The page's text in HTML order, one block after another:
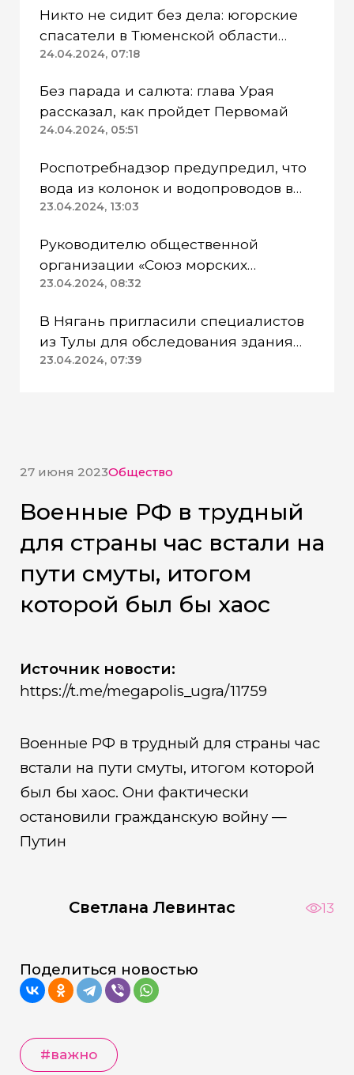
Никто не сидит без дела: югорские
спасатели в Тюменской области
работают в две смены
24.04.2024, 07:18
Без парада и салюта: глава Урая
рассказал, как пройдет Первомай
24.04.2024, 05:51
Роспотребнадзор предупредил, что
вода из колонок и водопроводов в
Казанском районе непригодна для
23.04.2024, 13:03
Руководителю общественной
организации «Союз морских
пехотинцев» Югры вынесли
23.04.2024, 08:32
В Нягань пригласили специалистов
из Тулы для обследования здания
ДК «Геолог»
23.04.2024, 07:39
27 июня 2023Общество
Военные РФ в трудный
для страны час встали на
пути смуты, итогом
которой был бы хаос
Источник новости:
https://t.me/megapolis_ugra/11759
Военные РФ в трудный для страны час
встали на пути смуты, итогом которой
был бы хаос. Они фактически
остановили гражданскую войну —
Путин
Светлана Левинтас 13
Поделиться новостью
#важно